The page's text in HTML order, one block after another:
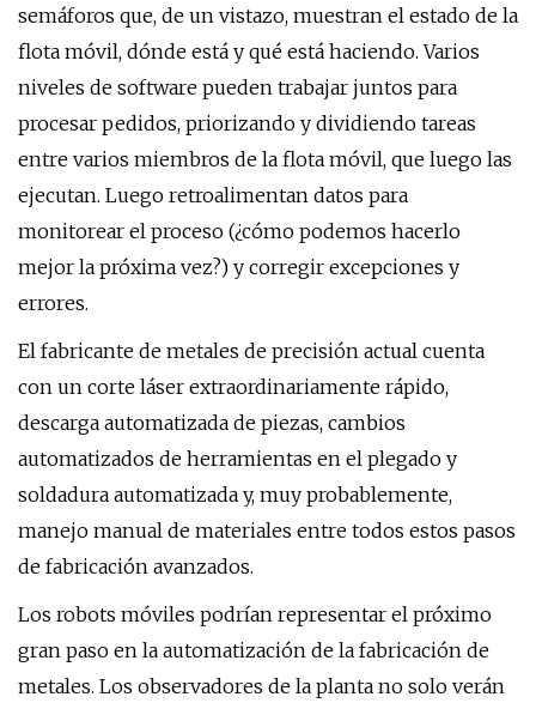
semáforos que, de un vistazo, muestran el estado de la
flota móvil, dónde está y qué está haciendo. Varios
niveles de software pueden trabajar juntos para
procesar pedidos, priorizando y dividiendo tareas
entre varios miembros de la flota móvil, que luego las
ejecutan. Luego retroalimentan datos para
monitorear el proceso (¿cómo podemos hacerlo
mejor la próxima vez?) y corregir excepciones y
errores.
El fabricante de metales de precisión actual cuenta
con un corte láser extraordinariamente rápido,
descarga automatizada de piezas, cambios
automatizados de herramientas en el plegado y
soldadura automatizada y, muy probablemente,
manejo manual de materiales entre todos estos pasos
de fabricación avanzados.
Los robots móviles podrían representar el próximo
gran paso en la automatización de la fabricación de
metales. Los observadores de la planta no solo verán